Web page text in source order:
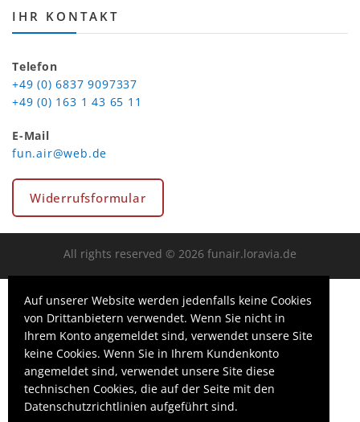
IHR KONTAKT
Telefon
+49 (0) 6837 9097337
+49 (0) 163 1 43 65 11
E-Mail
fun.air@web.de
Widerrufsformular
All rights reserved © 2026 funair.loravia.de
Auf unserer Website werden jedenfalls keine Cookies
von Drittanbietern verwendet. Wenn Sie nicht in
Ihrem Konto angemeldet sind, verwendet unsere Site
keine Cookies. Wenn Sie in Ihrem Kundenkonto
angemeldet sind, verwendet unsere Site diese
technischen Cookies, die auf der Seite mit den
Datenschutzrichtlinien aufgeführt sind.